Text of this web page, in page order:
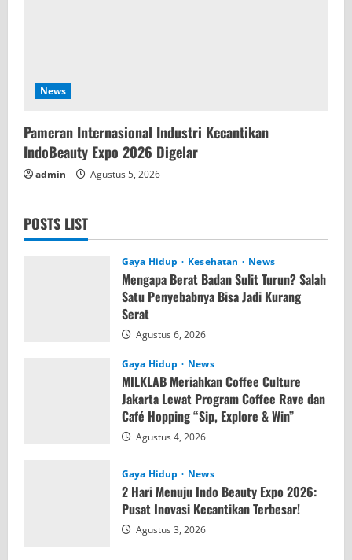
News
Pameran Internasional Industri Kecantikan
IndoBeauty Expo 2026 Digelar
admin Agustus 5, 2026
POSTS LIST
Gaya Hidup Kesehatan News
Mengapa Berat Badan Sulit Turun? Salah
Satu Penyebabnya Bisa Jadi Kurang
Serat
Agustus 6, 2026
Gaya Hidup News
MILKLAB Meriahkan Coffee Culture
Jakarta Lewat Program Coffee Rave dan
Café Hopping “Sip, Explore & Win”
Agustus 4, 2026
Gaya Hidup News
2 Hari Menuju Indo Beauty Expo 2026:
Pusat Inovasi Kecantikan Terbesar!
Agustus 3, 2026